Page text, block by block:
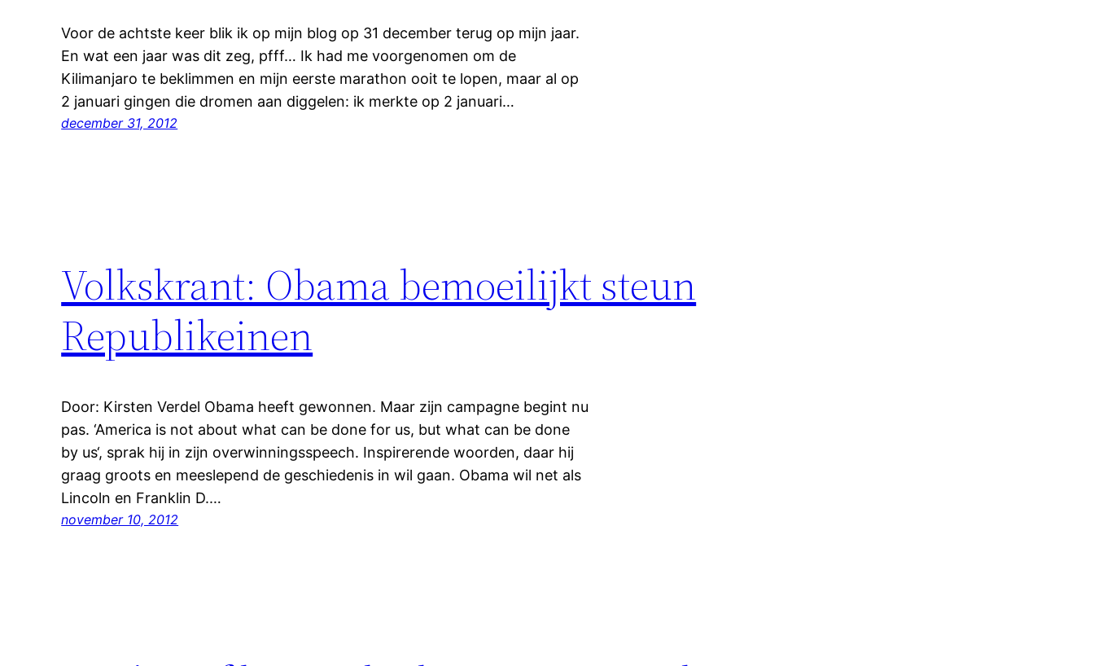
Voor de achtste keer blik ik op mijn blog op 31 december terug op mijn jaar.
En wat een jaar was dit zeg, pfff… Ik had me voorgenomen om de
Kilimanjaro te beklimmen en mijn eerste marathon ooit te lopen, maar al op
2 januari gingen die dromen aan diggelen: ik merkte op 2 januari…
december 31, 2012
Volkskrant: Obama bemoeilijkt steun
Republikeinen
Door: Kirsten Verdel Obama heeft gewonnen. Maar zijn campagne begint nu
pas. ‘America is not about what can be done for us, but what can be done
by us‘, sprak hij in zijn overwinningsspeech. Inspirerende woorden, daar hij
graag groots en meeslepend de geschiedenis in wil gaan. Obama wil net als
Lincoln en Franklin D.…
november 10, 2012